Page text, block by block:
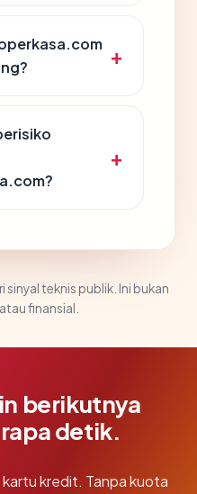
teknis publik. Ini bukan
finansial.
berikutnya
detik.
kredit. Tanpa kuota